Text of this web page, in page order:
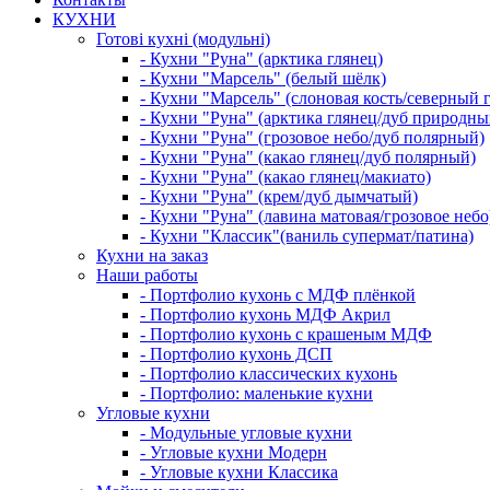
КУХНИ
Готові кухні (модульні)
- Кухни "Руна" (арктика глянец)
- Кухни "Марсель" (белый шёлк)
- Кухни "Марсель" (слоновая кость/северный
- Кухни "Руна" (арктика глянец/дуб
- Кухни "Руна" (грозовое небо/дуб полярный)
- Кухни "Руна" (какао глянец/дуб полярный)
- Кухни "Руна" (какао глянец/макиато)
- Кухни "Руна" (крем/дуб дымчатый)
- Кухни "Руна" (лавина матовая/грозовое
- Кухни "Классик"(ваниль супермат/патина)
Кухни на заказ
Наши работы
- Портфолио кухонь с МДФ плёнкой
- Портфолио кухонь МДФ Акрил
- Портфолио кухонь с крашеным МДФ
- Портфолио кухонь ДСП
- Портфолио классических кухонь
- Портфолио: маленькие кухни
Угловые кухни
- Модульные угловые кухни
- Угловые кухни Модерн
- Угловые кухни Классика